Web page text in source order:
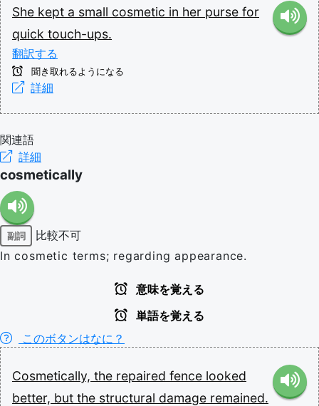
She kept a small cosmetic in her purse for
quick touch-ups.
翻訳する
聞き取れるようになる
詳細
関連語
詳細
cosmetically
副詞
比較不可
In cosmetic terms; regarding appearance.
意味を覚える
単語を覚える
このボタンはなに？
Cosmetically, the repaired fence looked
better, but the structural damage remained.